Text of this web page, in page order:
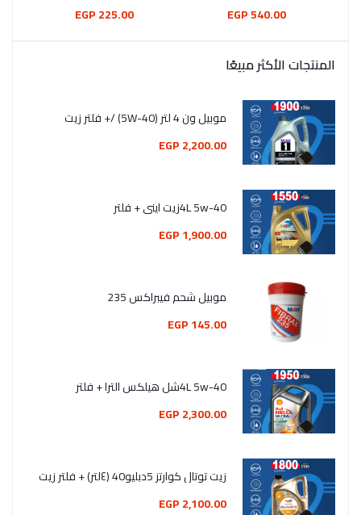
540.00 EGP
225.00 EGP
المنتجات الأكثر مبيعًا
موبيل ون 4 لتر (5W-40) /+ فلتر زيت
2,200.00 EGP
4L 5w-40زيت اينى + فلتر
1,900.00 EGP
موبيل شحم فيبراكس 235
145.00 EGP
4L 5w-40شل هيلكس الترا + فلتر
2,300.00 EGP
زيت توتال كوارتز 5دبليو40 (٤لتر) + فلتر زيت
2,100.00 EGP